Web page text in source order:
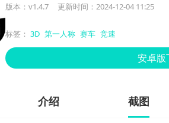
版本：v1.4.7 更新时间：2024-12-04 11:25
标签： 3D 第一人称 赛车 竞速
安卓版
介绍 截图